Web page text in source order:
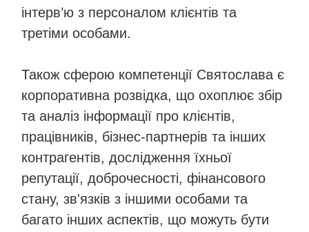
інтерв’ю з персоналом клієнтів та
третіми особами.
Також сферою компетенції Святослава є
корпоративна розвідка, що охоплює збір
та аналіз інформації про клієнтів,
працівників, бізнес-партнерів та інших
контрагентів, дослідження їхньої
репутації, доброчесності, фінансового
стану, зв'язків з іншими особами та
багато інших аспектів, що можуть бути